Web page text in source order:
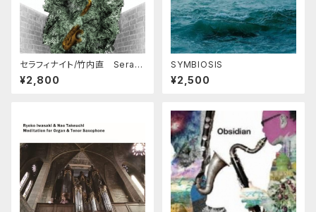
セラフィナイト/竹内直 Serap
hinite/NaoTakeuchi Live
at Motion Blue Yokohama
¥2,800
SYMBIOSIS
¥2,500